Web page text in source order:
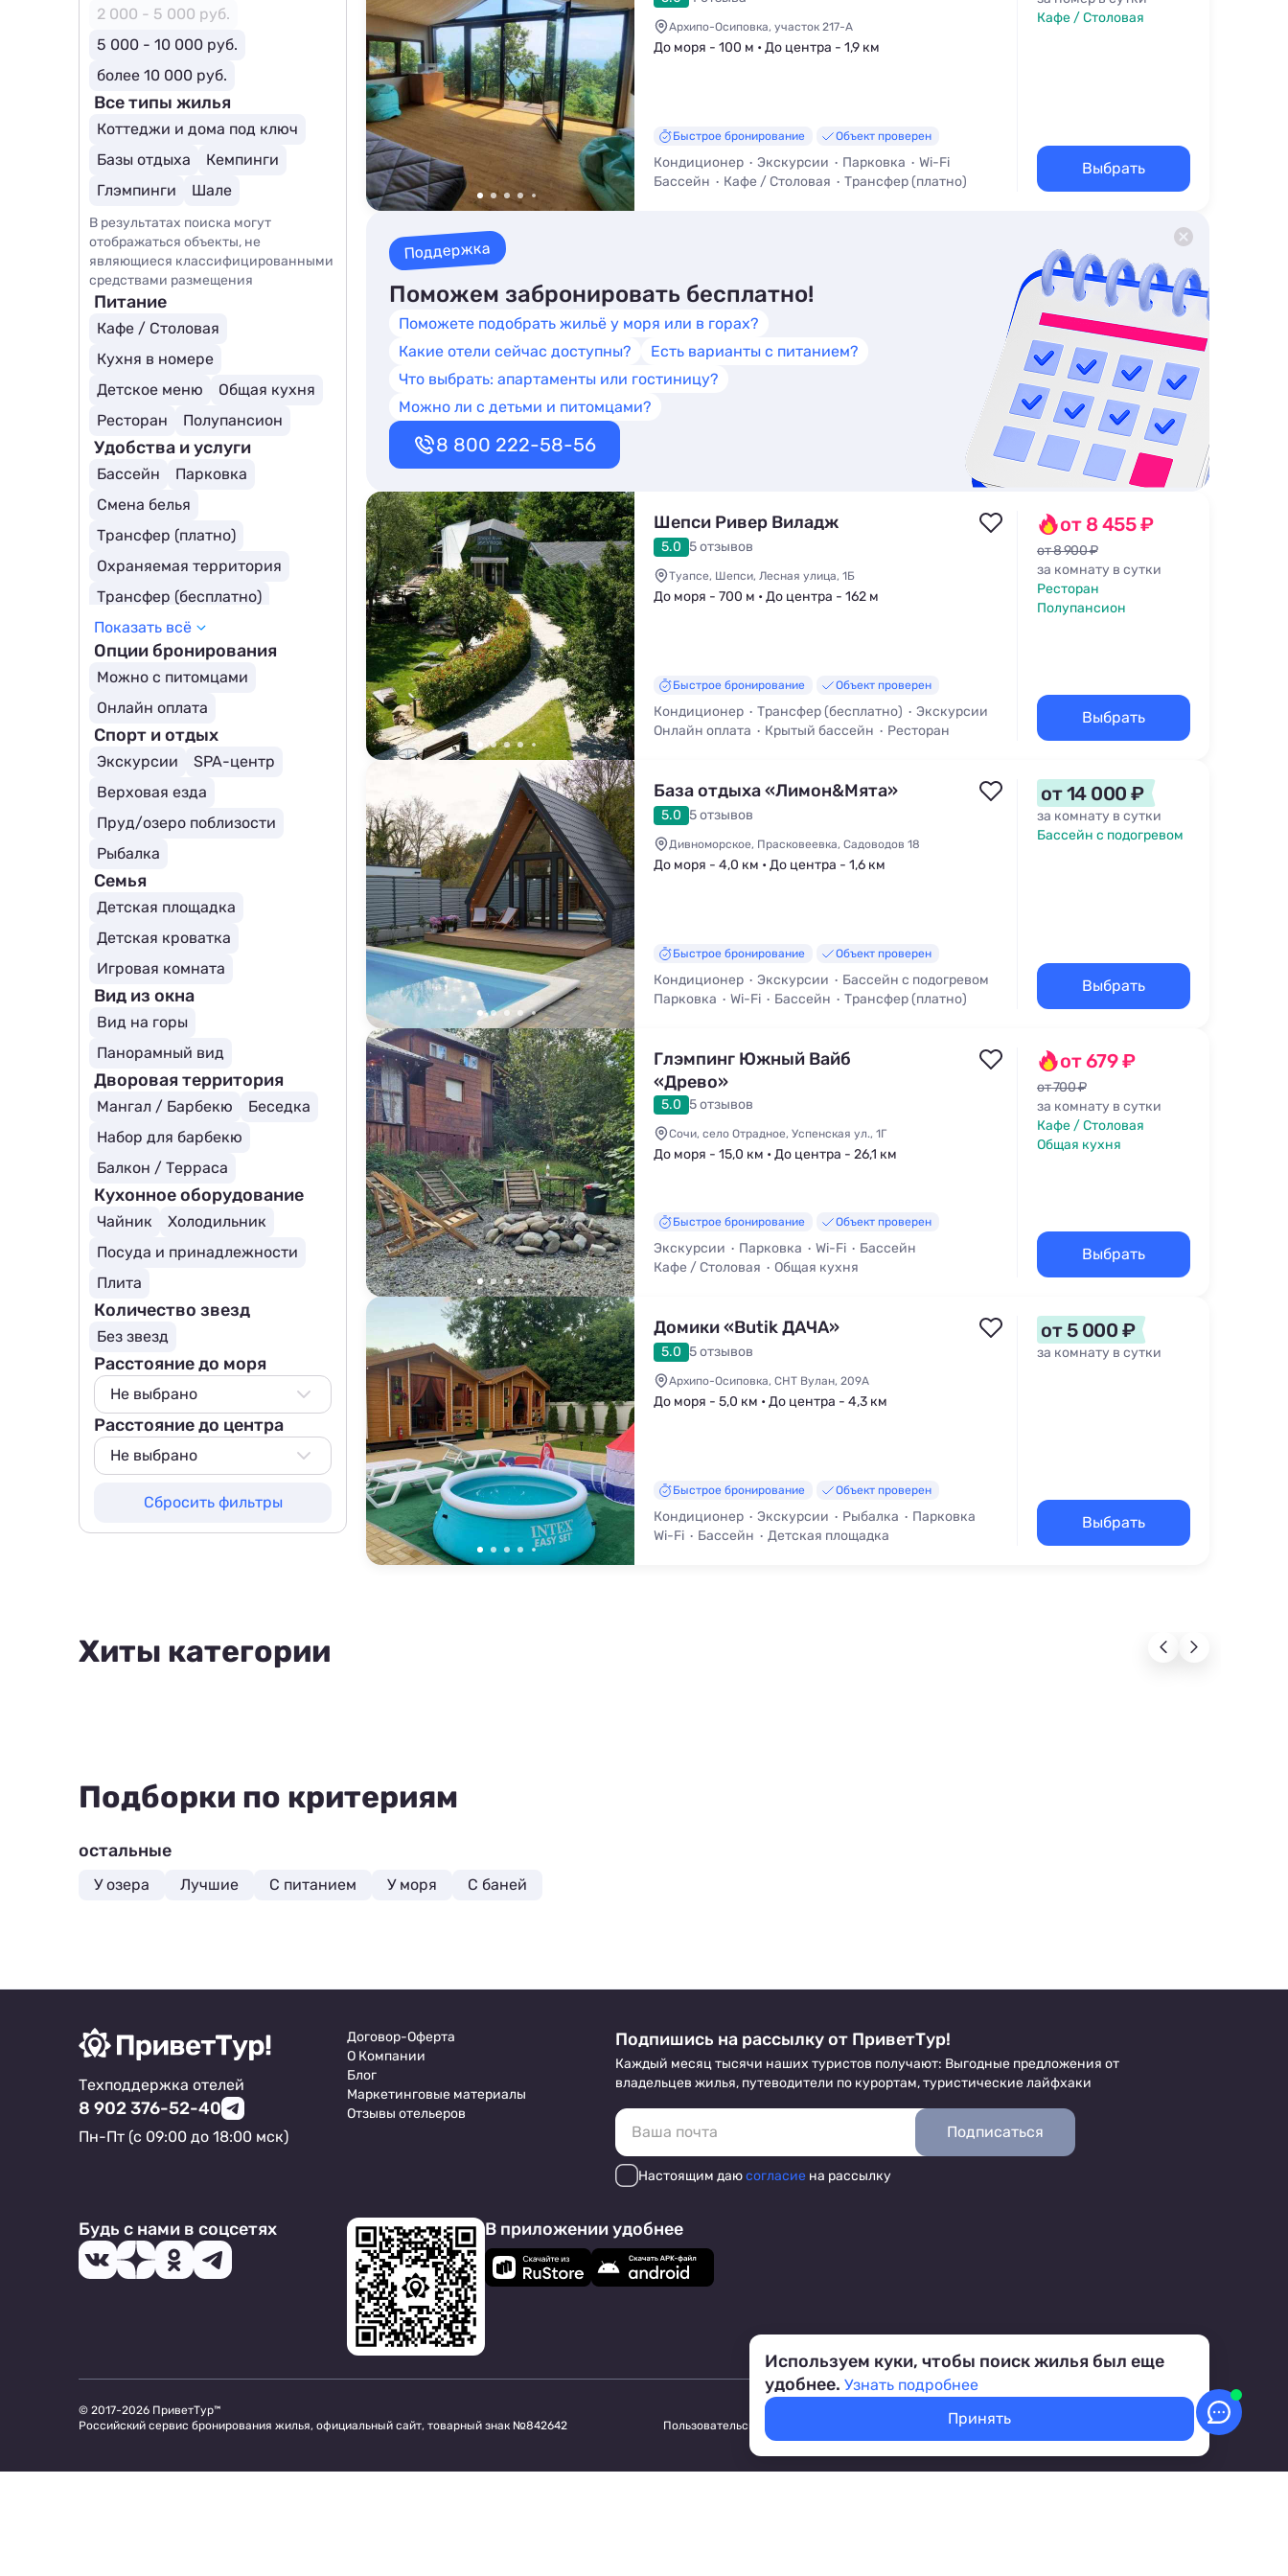
Архипо-Осиповка, участок 217-А
До моря - 100 м • До центра - 1,9 км
Быстрое бронирование Объект проверен
Кондиционер Экскурсии Парковка
Wi-Fi
Бассейн
Кафе / Столовая Трансфер (платно)
Кафе / Столовая
Выбрать
Поддержка
Поможем забронировать бесплатно!
Поможете подобрать жильё у моря или в горах?
Какие отели сейчас доступны?
Есть варианты с питанием?
Что выбрать: апартаменты или гостиницу?
Можно ли с детьми и питомцами?
8 800 222-58-56
Шепси Ривер Виладж
5.0 5 отзывов
Туапсе, Шепси, Лесная улица, 1Б
До моря - 700 м • До центра - 162 м
Быстрое бронирование Объект проверен
Кондиционер Трансфер (бесплатно)
Экскурсии
Онлайн оплата
Крытый бассейн
Ресторан
от 8 455 ₽
от 8 900 ₽
за комнату в сутки
Ресторан
Полупансион
Выбрать
База отдыха «Лимон&Мята»
5.0 5 отзывов
Дивноморское, Прасковеевка, Садоводов 18
До моря - 4,0 км • До центра - 1,6 км
Быстрое бронирование Объект проверен
Кондиционер Экскурсии
Бассейн с подогревом
Парковка
Wi-Fi Бассейн Трансфер (платно)
от 14 000 ₽
за комнату в сутки
Бассейн с подогревом
Выбрать
Глэмпинг Южный Вайб
«Древо»
5.0 5 отзывов
Сочи, село Отрадное, Успенская ул., 1Г
До моря - 15,0 км • До центра - 26,1 км
Быстрое бронирование Объект проверен
Экскурсии Парковка Wi-Fi
Бассейн
Кафе / Столовая
Общая кухня
от 679 ₽
от 700 ₽
за комнату в сутки
Кафе / Столовая
Общая кухня
Выбрать
Домики «Butik ДАЧА»
5.0 5 отзывов
Архипо-Осиповка, СНТ Вулан, 209А
До моря - 5,0 км • До центра - 4,3 км
Быстрое бронирование Объект проверен
Кондиционер Экскурсии Рыбалка
Парковка
Wi-Fi
Бассейн Детская площадка
от 5 000 ₽
за комнату в сутки
Выбрать
2 000 - 5 000 руб.
5 000 - 10 000 руб.
более 10 000 руб.
Все типы жилья
Коттеджи и дома под ключ
Базы отдыха
Кемпинги
Глэмпинги
Шале
В результатах поиска могут
отображаться объекты, не
являющиеся классифицированными
средствами размещения
Питание
Кафе / Столовая
Кухня в номере
Детское меню
Общая кухня
Ресторан
Полупансион
Удобства и услуги
Бассейн
Парковка
Смена белья
Трансфер (платно)
Охраняемая территория
Трансфер (бесплатно)
Открытый бассейн
Детский бассейн
Крытый бассейн
Собственный пляж
Бассейн с подогревом
Показать всё
Опции бронирования
Можно с питомцами
Онлайн оплата
Спорт и отдых
Экскурсии
SPA-центр
Верховая езда
Пруд/озеро поблизости
Рыбалка
Семья
Детская площадка
Детская кроватка
Игровая комната
Вид из окна
Вид на горы
Панорамный вид
Дворовая территория
Мангал / Барбекю
Беседка
Набор для барбекю
Балкон / Терраса
Кухонное оборудование
Чайник
Холодильник
Посуда и принадлежности
Плита
Количество звезд
Без звезд
Расстояние до моря
Не выбрано
Не выбрано
100 м
500 м
800 м
Расстояние до центра
Не выбрано
Сбросить фильтры
Хиты категории
Подборки по критериям
остальные
У озера Лучшие С питанием У моря С баней
Техподдержка отелей
8 902 376-52-40
Пн-Пт (с 09:00 до 18:00 мск)
Договор-Оферта
О Компании
Блог
Маркетинговые материалы
Отзывы отельеров
Подпишись на рассылку от ПриветТур!
Каждый месяц тысячи наших туристов получают: Выгодные предложения от
владельцев жилья, путеводители по курортам, туристические лайфхаки
Подписаться
Настоящим даюсогласие на рассылку
Будь с нами в соцсетях В приложении удобнее
© 2017-2026 ПриветТур™
Российский сервис бронирования жилья, официальный сайт, товарный знак №842642
Пользовательское соглашение Обработка персональных данных Условия бронирования объектов
Используем куки, чтобы поиск жилья был еще
удобнее. Узнать подробнее
Принять